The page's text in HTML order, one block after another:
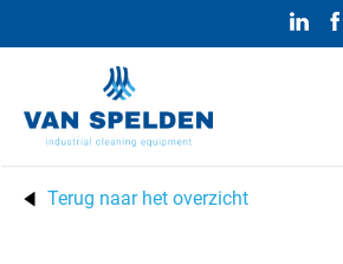
Terug naar het overzicht